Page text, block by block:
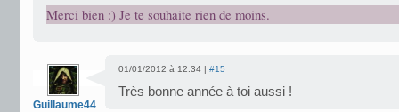
Merci bien :) Je te souhaite rien de moins.
Guillaume44
01/01/2012 à 12:34 | #15
Très bonne année à toi aussi !